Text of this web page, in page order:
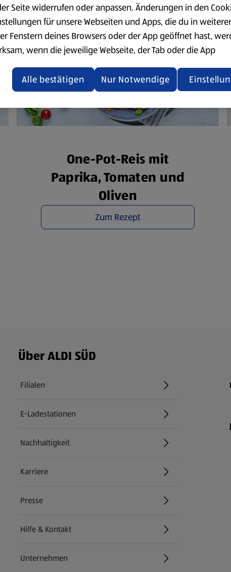
One-Pot-Reis mit
Paprika, Tomaten und
Oliven
Zum Rezept
Über ALDI SÜD
Filialen
E-Ladestationen
Nachhaltigkeit
Karriere
Presse
Hilfe & Kontakt
(öffnet in einem neuen Tab)
Unternehmen
Seite widerrufen oder anpassen. Änderungen in den
für unsere Webseiten und Apps, die du in
Fenstern deines Browsers oder der App geöffnet hast,
wenn die jeweilige Webseite, der Tab oder die App
oder geschlossen und anschließend wieder geöffnet
zur Verfügung.
Nur Notwendige
Alle bestätigen